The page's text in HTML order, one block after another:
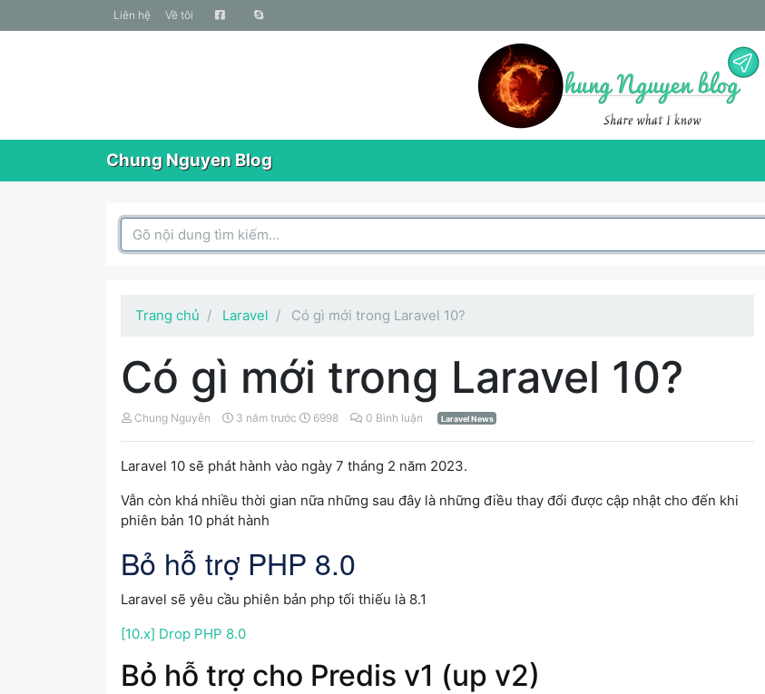
liên hệ Về tôi
Chung Nguyen Blog
Search Box
Trang chủ Laravel Có gì mới trong Laravel 10?
Có gì mới trong Laravel 10?
Chung Nguyễn 3 năm trước 6998 0 Bình luận Laravel News
Laravel 10 sẽ phát hành vào ngày 7 tháng 2 năm 2023.
Vẫn còn khá nhiều thời gian nữa những sau đây là những điều thay đổi được cập nhật cho đến khi
phiên bản 10 phát hành
Bỏ hỗ trợ PHP 8.0
Laravel sẽ yêu cầu phiên bản php tối thiếu là 8.1
[10.x] Drop PHP 8.0
Bỏ hỗ trợ cho Predis v1 (up v2)